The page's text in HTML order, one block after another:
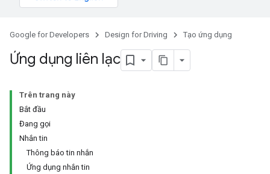
Google for Developers Design for Driving Tạo ứng dụng
Ứng dụng liên lạc
Trên trang này
Bắt đầu
Đang gọi
Nhắn tin
Thông báo tin nhắn
Ứng dụng nhắn tin